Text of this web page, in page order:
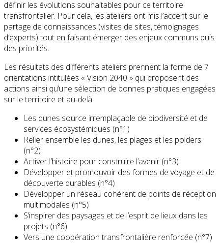
définir les évolutions souhaitables pour ce territoire
transfrontalier. Pour cela, les ateliers ont mis l’accent sur le
partage de connaissances (visites de sites, témoignages
d’experts) tout en faisant émerger des enjeux communs puis
des priorités.
Les résultats des différents ateliers prennent la forme de 7
orientations intitulées « Vision 2040 » qui proposent des
actions ainsi qu’une sélection de bonnes pratiques engagées
sur le territoire et au-delà.
Les dunes source irremplaçable de biodiversité et de
services écosystémiques (n°1)
Relier ensemble les dunes, les plages et les polders
(n°2)
Activer l’histoire pour construire l’avenir (n°3)
Développer et promouvoir des formes de voyage et de
découverte durables (n°4)
Développer un réseau cohérent de points de réception
multimodales (n°5)
S’inspirer des paysages et de l’esprit de lieux dans les
projets (n°6)
Vers une coopération transfrontalière renforcée (n°7)